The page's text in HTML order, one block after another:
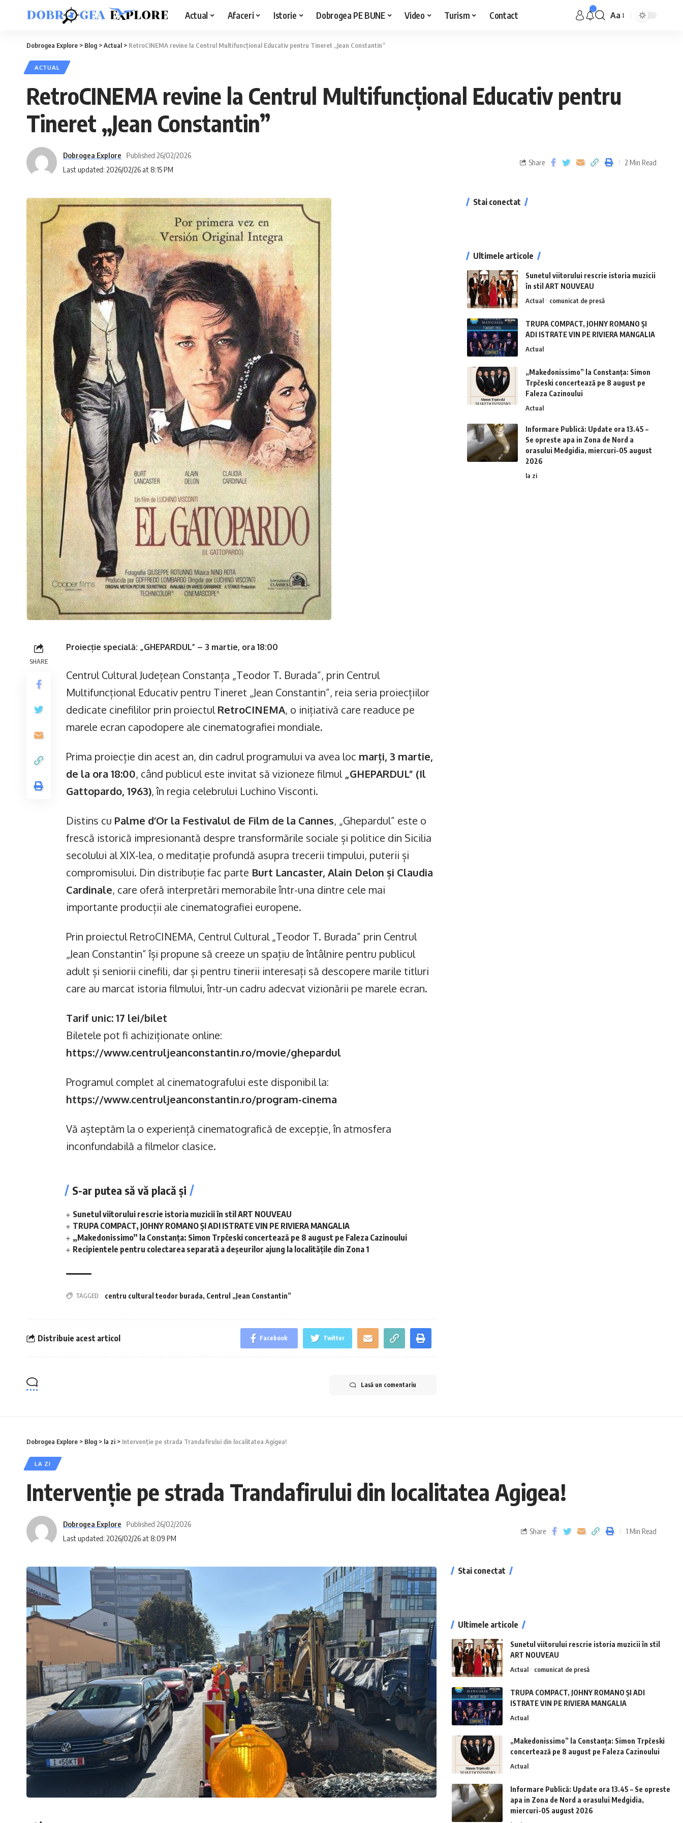
Actual Afaceri Istorie Dobrogea PE BUNE Video Turism Contact Aa
Dobrogea Explore > Blog >Actual > RetroCINEMA revine la Centrul Multifuncțional Educativ pentru Tineret „Jean Constantin”
ACTUAL
RetroCINEMA revine la Centrul Multifuncțional Educativ pentru
Tineret „Jean Constantin”
Last updated: 2026/02/26 at 8:15 PM
Dobrogea Explore Published 26/02/2026
Share 2 Min Read
SHARE
Proiecție specială: „GHEPARDUL” – 3 martie, ora 18:00
Centrul Cultural Județean Constanța „Teodor T. Burada”, prin Centrul
Multifuncțional Educativ pentru Tineret „Jean Constantin”, reia seria proiecțiilor
dedicate cinefililor prin proiectulRetroCINEMA, o inițiativă care readuce pe
marele ecran capodopere ale cinematografiei mondiale.
Prima proiecție din acest an, din cadrul programului va avea loc marți, 3 martie,
de la ora 18:00, când publicul este invitat să vizioneze filmul „GHEPARDUL” (Il
Gattopardo, 1963), în regia celebrului Luchino Visconti.
Distins cu Palme d’Or la Festivalul de Film de la Cannes, „Ghepardul” este o
frescă istorică impresionantă despre transformările sociale și politice din Sicilia
secolului al XIX-lea, o meditație profundă asupra trecerii timpului, puterii și
compromisului. Din distribuție fac parte Burt Lancaster, Alain Delon și Claudia
Cardinale, care oferă interpretări memorabile într-una dintre cele mai
importante producții ale cinematografiei europene.
Prin proiectul RetroCINEMA, Centrul Cultural „Teodor T. Burada” prin Centrul
„Jean Constantin” își propune să creeze un spațiu de întâlnire pentru publicul
adult și seniorii cinefili, dar și pentru tinerii interesați să descopere marile titluri
care au marcat istoria filmului, într-un cadru adecvat vizionării pe marele ecran.
Tarif unic: 17 lei/bilet
Biletele pot fi achiziționate online:
https://www.centruljeanconstantin.ro/movie/ghepardul
Programul complet al cinematografului este disponibil la:
https://www.centruljeanconstantin.ro/program-cinema
Vă așteptăm la o experiență cinematografică de excepție, în atmosfera
inconfundabilă a filmelor clasice.
S-ar putea să vă placă și
Sunetul viitorului rescrie istoria muzicii în stil ART NOUVEAU
TRUPA COMPACT, JOHNY ROMANO ȘI ADI ISTRATE VIN PE RIVIERA MANGALIA
„Makedonissimo” la Constanța: Simon Trpčeski concertează pe 8 august pe Faleza Cazinoului
Recipientele pentru colectarea separată a deșeurilor ajung la localitățile din Zona 1
TAGGED: centru cultural teodor burada, Centrul „Jean Constantin”
Distribuie acest articol Facebook Twitter
Lasă un comentariu
Stai conectat
Ultimele articole
Sunetul viitorului rescrie istoria muzicii
în stil ART NOUVEAU
Actual comunicat de presă
TRUPA COMPACT, JOHNY ROMANO ȘI
ADI ISTRATE VIN PE RIVIERA MANGALIA
Actual
„Makedonissimo” la Constanța: Simon
Trpčeski concertează pe 8 august pe
Faleza Cazinoului
Actual
Informare Publică: Update ora 13.45 –
Se opreste apa in Zona de Nord a
orasului Medgidia, miercuri-05 august
2026
la zi
Dobrogea Explore > Blog > la zi > Intervenție pe strada Trandafirului din localitatea Agigea!
LA ZI
Intervenție pe strada Trandafirului din localitatea Agigea!
Last updated: 2026/02/26 at 8:09 PM
Dobrogea Explore Published 26/02/2026
Share 1 Min Read
Stai conectat
Ultimele articole
Sunetul viitorului rescrie istoria muzicii în stil
ART NOUVEAU
Actual comunicat de presă
TRUPA COMPACT, JOHNY ROMANO ȘI ADI
ISTRATE VIN PE RIVIERA MANGALIA
Actual
„Makedonissimo” la Constanța: Simon Trpčeski
concertează pe 8 august pe Faleza Cazinoului
Actual
Informare Publică: Update ora 13.45 – Se opreste
apa in Zona de Nord a orasului Medgidia,
miercuri-05 august 2026